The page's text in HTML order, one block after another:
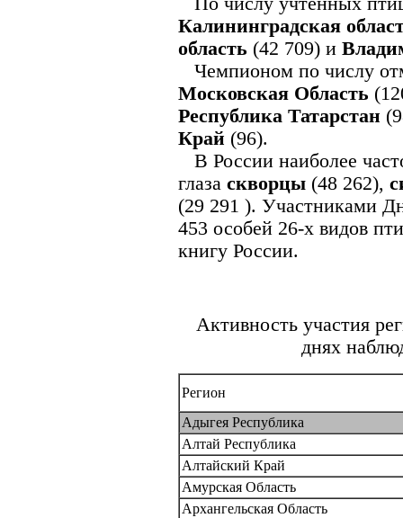
Калининградская
область (42 709) и
Чемпионом по числу
Московская Область
Республика Татарстан
Край (96).
В России наиболее
глаза скворцы (48 262),
(29 291 ). Участниками
453 особей 26-х видов
книгу России.
Активность участия
днях
Регион
Адыгея Республика
Алтай Республика
Алтайский Край
Амурская Область
Архангельская Область